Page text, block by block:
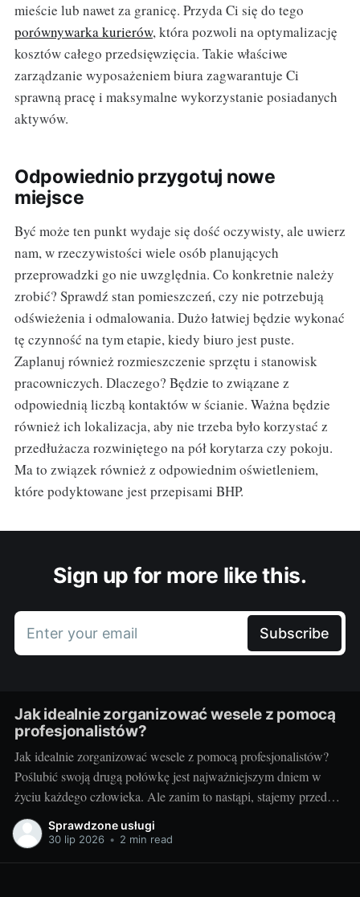
mieście lub nawet za granicę. Przyda Ci się do tego
porównywarka kurierów, która pozwoli na optymalizację
kosztów całego przedsięwzięcia. Takie właściwe
zarządzanie wyposażeniem biura zagwarantuje Ci
sprawną pracę i maksymalne wykorzystanie posiadanych
aktywów.
Odpowiednio przygotuj nowe
miejsce
Być może ten punkt wydaje się dość oczywisty, ale uwierz
nam, w rzeczywistości wiele osób planujących
przeprowadzki go nie uwzględnia. Co konkretnie należy
zrobić? Sprawdź stan pomieszczeń, czy nie potrzebują
odświeżenia i odmalowania. Dużo łatwiej będzie wykonać
tę czynność na tym etapie, kiedy biuro jest puste.
Zaplanuj również rozmieszczenie sprzętu i stanowisk
pracowniczych. Dlaczego? Będzie to związane z
odpowiednią liczbą kontaktów w ścianie. Ważna będzie
również ich lokalizacja, aby nie trzeba było korzystać z
przedłużacza rozwiniętego na pół korytarza czy pokoju.
Ma to związek również z odpowiednim oświetleniem,
które podyktowane jest przepisami BHP.
Sign up for more like this.
Enter your email Subscribe
Jak idealnie zorganizować wesele z pomocą
profesjonalistów?
Jak idealnie zorganizować wesele z pomocą profesjonalistów?
Poślubić swoją drugą połówkę jest najważniejszym dniem w
życiu każdego człowieka. Ale zanim to nastąpi, stajemy przed
wielkim wyzwaniem – jak zorganizować ten najważniejszy
dzień? Czy warto skorzystać z usług profesjonalistów? Czy to
Sprawdzone usługi
30 lip 2026 • 2 min read